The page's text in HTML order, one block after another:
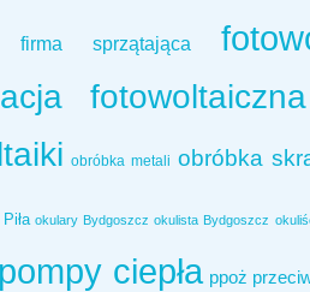
firma sprzątająca
fotowoltaiczna
obróbka metali obróbka
okulary Bydgoszcz okulista Bydgoszcz
pompy ciepła ppoż